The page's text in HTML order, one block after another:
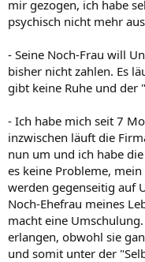
mir gezogen, ich habe
psychisch nicht mehr
- Seine Noch-Frau will
bisher nicht zahlen. Es
gibt keine Ruhe und der
- Ich habe mich seit 7
inzwischen läuft die
nun um und ich habe
es keine Probleme,
werden gegenseitig auf
Noch-Ehefrau meines
macht eine
erlangen, obwohl sie
und somit unter der